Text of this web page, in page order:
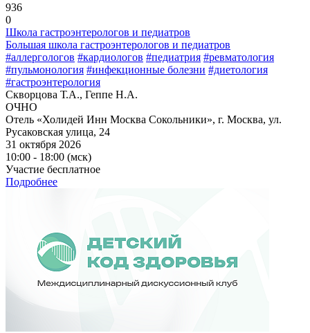
936
0
Школа гастроэнтерологов и педиатров
Большая школа гастроэнтерологов и педиатров
#аллергологов #кардиологов #педиатрия #ревматология
#пульмонология #инфекционные болезни #диетология
#гастроэнтерология
Скворцова Т.А., Геппе Н.А.
ОЧНО
Отель «Холидей Инн Москва Сокольники», г. Москва, ул.
Русаковская улица, 24
31 октября 2026
10:00 - 18:00 (мск)
Участие бесплатное
Подробнее